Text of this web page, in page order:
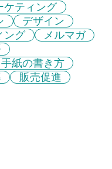
ケティング
デザイン
ング
メルマガ
手紙の書き方
販売促進